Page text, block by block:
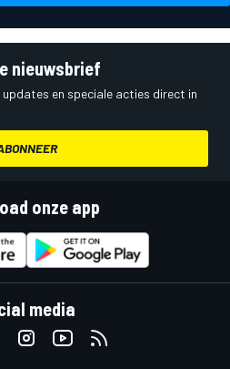
nieuwsbrief
en speciale acties direct in
onze app
media